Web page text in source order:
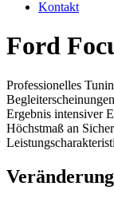
Kontakt
Ford
Professionelles
Ergebnis intensiver
Höchstmaß an